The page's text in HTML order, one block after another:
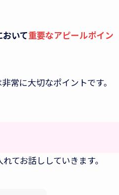
おいて重要なアピールポイン
常に大切なポイントです。
てお話ししていきます。